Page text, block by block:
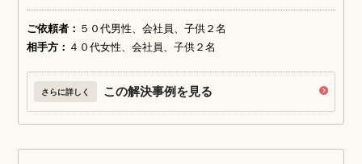
ご依頼者： ５０代男性、会社員、子供２名
相手方： ４０代女性、会社員、子供２名
さらに詳しく この解決事例を見る